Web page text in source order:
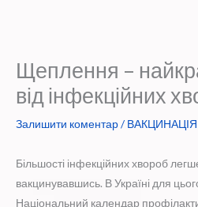
Щеплення –
від інфекційних
Залишити коментар/ ВАКЦИНАЦІЯ
Більшості інфекційних хвороб
вакцинувавшись. В Україні для
Національний календар